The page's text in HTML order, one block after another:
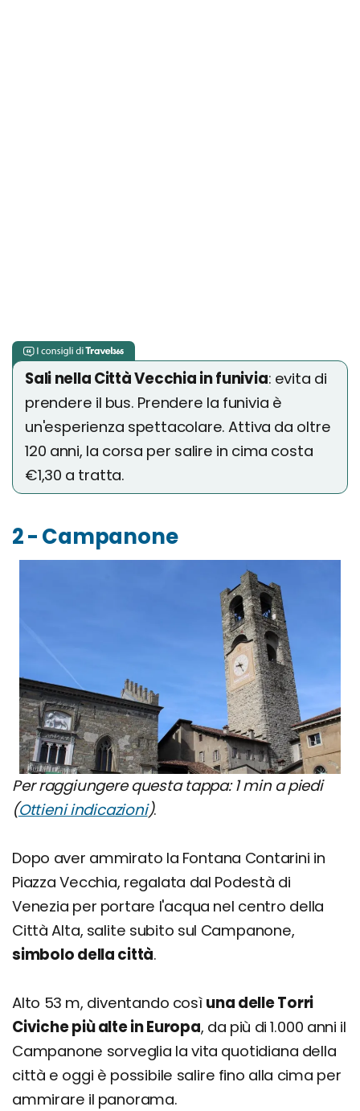
Sali nella Città Vecchia in funivia: evita di
prendere il bus. Prendere la funivia è
un'esperienza spettacolare. Attiva da oltre
120 anni, la corsa per salire in cima costa
€1,30 a tratta.
2 - Campanone
Per raggiungere questa tappa: 1 min a piedi
(Ottieni indicazioni).
Dopo aver ammirato la Fontana Contarini in
Piazza Vecchia, regalata dal Podestà di
Venezia per portare l'acqua nel centro della
Città Alta, salite subito sul Campanone,
simbolo della città.
Alto 53 m, diventando così una delle Torri
Civiche più alte in Europa, da più di 1.000 anni il
Campanone sorveglia la vita quotidiana della
città e oggi è possibile salire fino alla cima per
ammirare il panorama.